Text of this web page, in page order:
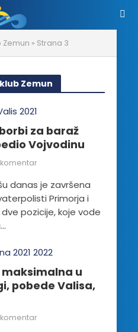
Zemun » Strana 3
Zemun
za baraž
Vojvodinu
danas je završena
Primorja i
pozicije, koje vode
u
pobede Valisa,